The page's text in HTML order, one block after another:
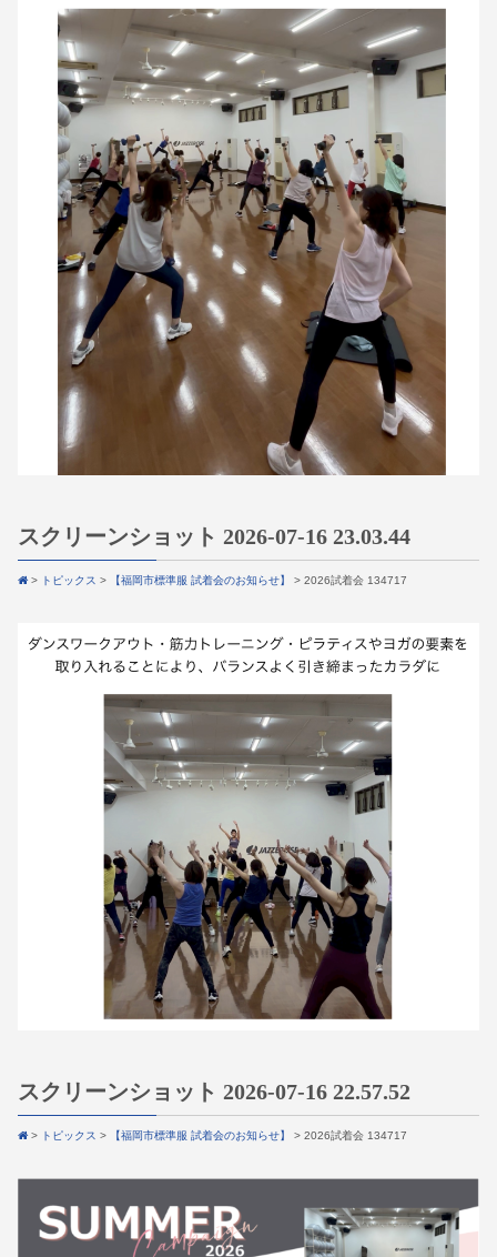
スクリーンショット 2026-07-16 23.03.44
> トピックス > 【福岡市標準服 試着会のお知らせ】 > 2026試着会 134717
スクリーンショット 2026-07-16 22.57.52
> トピックス > 【福岡市標準服 試着会のお知らせ】 > 2026試着会 134717